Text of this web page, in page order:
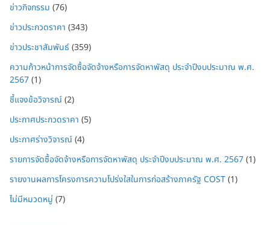
ข่าวกิจกรรม (76)
ข่าวประกวดราคา (343)
ข่าวประชาสัมพันธ์(359)
ความก้าวหน้าการจัดซื้อจัดจ้างหรือการจัดหาพัสดุ ประจำปีงบประมาณ พ.ศ.
2567(1)
ชี้แจงข้อวิจารณ์(2)
ประกาศประกวดราคา (5)
ประกาศร่างวิจารณ์(4)
รายการจัดซื้อจัดจ้างหรือการจัดหาพัสดุ ประจำปีงบประมาณ พ.ศ. 2567(1)
รายงานผลการโครงการความโปร่งใสในการก่อสร้างภาครัฐ COST(1)
ไม่มีหมวดหมู่ (7)